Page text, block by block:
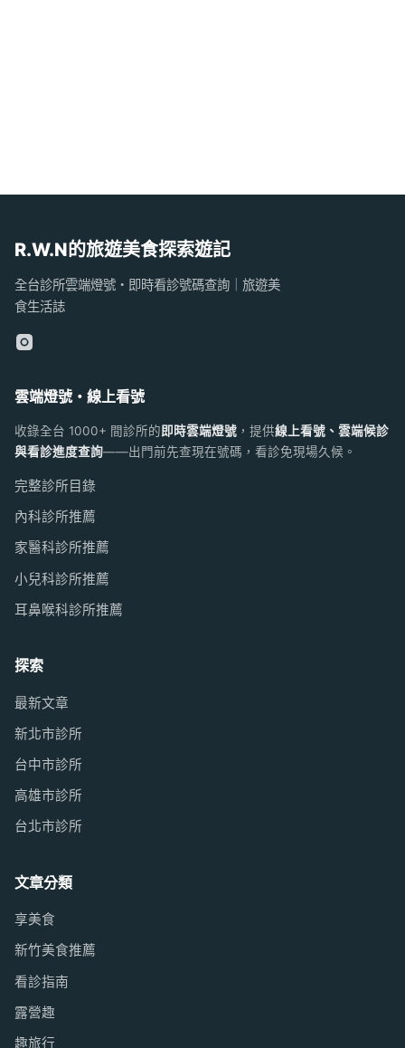
R.W.N的旅遊美食探索遊記
全台診所雲端燈號・即時看診號碼查詢｜旅遊美
食生活誌
雲端燈號・線上看號
收錄全台 1000+ 間診所的 即時雲端燈號 ，提供線上看號、雲端候診
與看診進度查詢——出門前先查現在號碼，看診免現場久候。
完整診所目錄
內科診所推薦
家醫科診所推薦
小兒科診所推薦
耳鼻喉科診所推薦
探索
最新文章
新北市診所
台中市診所
高雄市診所
台北市診所
文章分類
享美食
新竹美食推薦
看診指南
露營趣
趣旅行